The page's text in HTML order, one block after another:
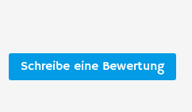
Schreibe eine Bewertung